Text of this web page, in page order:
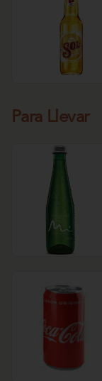
Para Llevar